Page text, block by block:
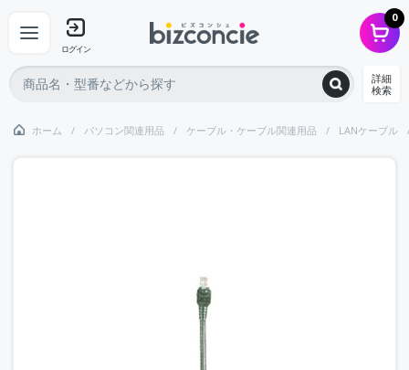
ログイン
0
詳細
検索
ホーム パソコン関連用品 ケーブル・ケーブル関連用品 LANケーブル